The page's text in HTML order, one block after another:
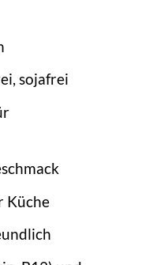
sojafrei
Küche